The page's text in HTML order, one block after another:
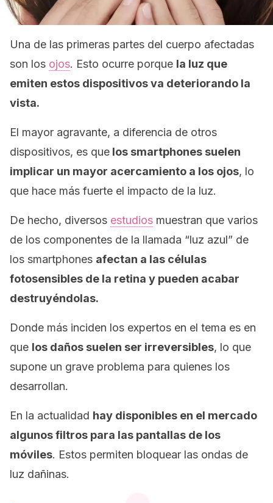
Una de las primeras partes del cuerpo afectadas
son los ojos. Esto ocurre porque la luz que
emiten estos dispositivos va deteriorando la
vista.
El mayor agravante, a diferencia de otros
dispositivos, es que los smartphones suelen
implicar un mayor acercamiento a los ojos, lo
que hace más fuerte el impacto de la luz.
De hecho, diversos estudios muestran que varios
de los componentes de la llamada “luz azul” de
los smartphones afectan a las células
fotosensibles de la retina y pueden acabar
destruyéndolas.
Donde más inciden los expertos en el tema es en
que los daños suelen ser irreversibles, lo que
supone un grave problema para quienes los
desarrollan.
En la actualidad hay disponibles en el mercado
algunos filtros para las pantallas de los
móviles. Estos permiten bloquear las ondas de
luz dañinas.